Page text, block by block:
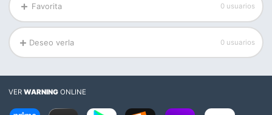
Favorita 0 usuarios
Deseo verla 0 usuarios
VERWARNING ONLINE